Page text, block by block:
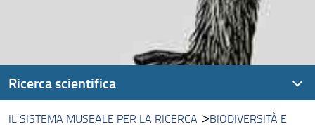
IL SISTEMA MUSEALE PER LA RICERCA
BIODIVERSITÀ E
Ricerca scientifica
Il Sistema Museale per la Ricerca